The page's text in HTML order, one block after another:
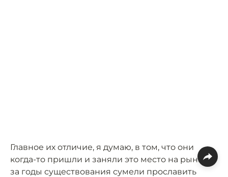
Главное их отличие, я думаю, в том, что они
когда-то пришли и заняли это место на рынке и
за годы существования сумели прославить